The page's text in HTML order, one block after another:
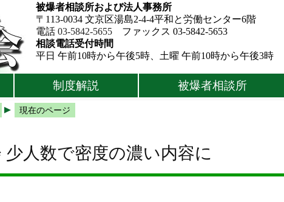
被爆者相談所および法人事務所
〒113-0034 文京区湯島2-4-4平和と労働センター6階
電話 03-5842-5655 ファックス 03-5842-5653
相談電話受付時間
平日 午前10時から午後5時、土曜 午前10時から午後3時
制度解説 被爆者相談所
現在のページ
人数で密度の濃い内容に